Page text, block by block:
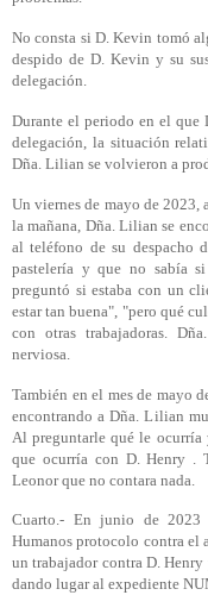
No consta si D. Kevin tomó
despido de D. Kevin y su
delegación.
Durante el periodo en el
delegación, la situación
Dña. Lilian se volvieron a
Un viernes de mayo de
la mañana, Dña. Lilian se
al teléfono de su despacho
pastelería y que no sabía
preguntó si estaba con un
estar tan buena", "pero qué
con otras trabajadoras.
nerviosa.
También en el mes de mayo
encontrando a Dña. Lilian
Al preguntarle qué le
que ocurría con D. Henry .
Leonor que no contara nada.
Cuarto.- En junio de 2023
Humanos protocolo contra el
un trabajador contra D.
dando lugar al expediente